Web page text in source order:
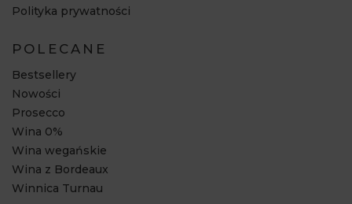
Polityka prywatności
POLECANE
Bestsellery
Nowości
Prosecco
Wina 0%
Wina wegańskie
Wina z Bordeaux
Winnica Turnau